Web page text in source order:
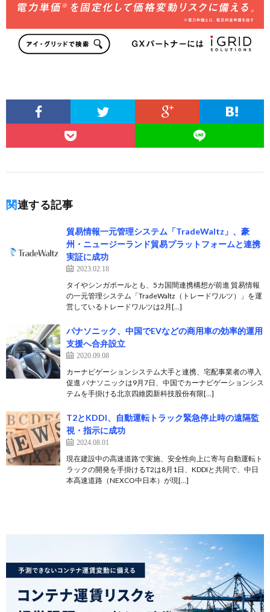
関連する記事
貿易情報一元管理システム「TradeWaltz」、豪
州・ニュージーランド貿易プラットフォームと連携
実証に成功
2023.02.18
タイやシンガポールとも、5カ国間連携構想が前進 貿易情報
の一元管理システム「TradeWaltz（トレードワルツ）」を運
営しているトレードワルツは2月[…]
パナソニック、中国でEVなどの商用車の効率的運用
支援へ合弁設立
2020.09.08
カーナビゲーションシステム大手と連携、宅配事業者の導入
促進 パナソニックは9月7日、中国でカーナビゲーションシス
テムを手掛ける北京四維図新科技股份有限[…]
T2とKDDI、自動運転トラック緊急停止時の遠隔監
視・指示に成功
2024.08.01
現在建設中の高速道路で実施、安全性向上に寄与 自動運転ト
ラックの開発を手掛けるT2は8月1日、KDDIと共同で、中日
本高速道路（NEXCO中日本）が現[…]